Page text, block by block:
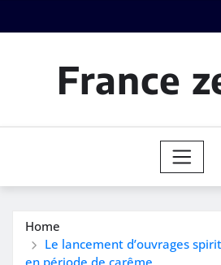
to
France
Home
Le lancement d’ouvrages
en période de carême